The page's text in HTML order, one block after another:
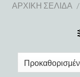
ΑΡΧΙΚΉ ΣΕΛΊΔΑ /